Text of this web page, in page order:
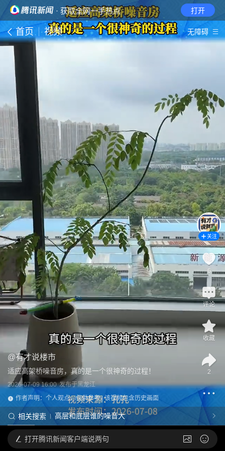
· 获取全网一手热点 打开
首页 视频 无障碍
@有才说楼市
适应高架桥噪音房，真的是一个很神奇的过程！
2026-07-09 16:00 发布于黑龙江
作者声明：个人观点，仅供参考 | 该视频包含历史画面
相关搜索 高层和底层谁的噪音大
关注
6
评论
收藏
2
打开腾讯新闻客户端说两句